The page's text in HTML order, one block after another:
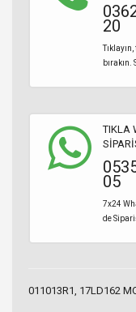
20
bırakın.
TIKLA
05
7x24
de
011013R1, 17LD162